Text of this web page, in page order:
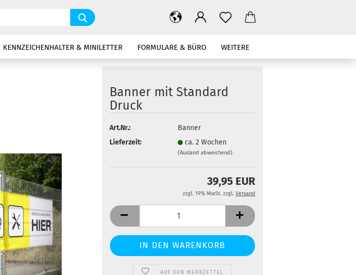
Suche...
KENNZEICHENHALTER & MINILETTER FORMULARE & BÜRO WEITERE
Banner mit Standard
Druck
Art.Nr.:
Banner
Lieferzeit:
ca. 2 Wochen
(Ausland abweichend)
39,95 EUR
zzgl. 19% MwSt. zzgl. Versand
AUF DEN MERKZETTEL